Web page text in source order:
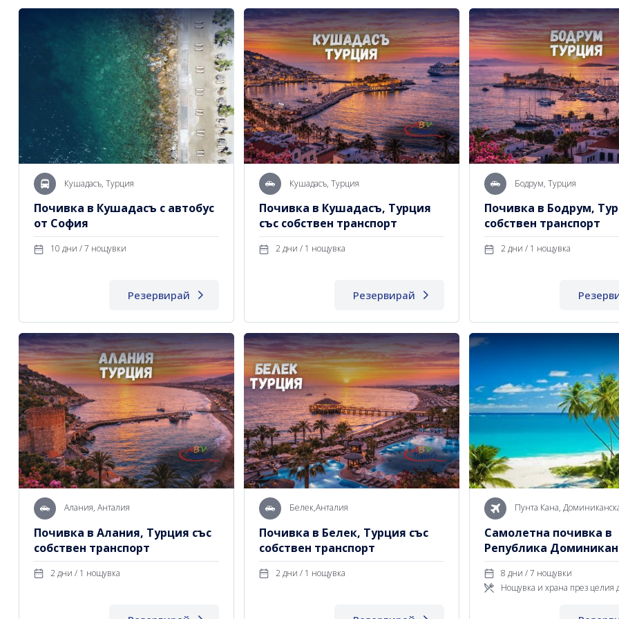
Кушадасъ, Турция
Почивка в Кушадасъ с автобус
от София
10 дни / 7 нощувки
Резервирай
Кушадасъ, Турция
Почивка в Кушадасъ, Турция
със собствен транспорт
2 дни / 1 нощувка
Резервирай
Бодрум, Турция
Почивка в Бодрум,
собствен транспорт
2 дни / 1 нощувка
Алания, Анталия
Почивка в Алания, Турция със
собствен транспорт
2 дни / 1 нощувка
Белек,Анталия
Почивка в Белек, Турция със
собствен транспорт
2 дни / 1 нощувка
Пунта Кана,
Самолетна почивка в
Република
Кана с полет от
7 нощувки на All
АБВ Травелс
8 дни / 7 нощувки
Нощувка и храна през целия